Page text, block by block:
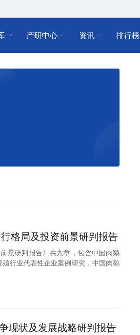
产研中心 资讯 排行榜
格局及投资前景研判报告
景研判报告》共九章，包含中国肉鹅
行业代表性企业案例研究，中国肉鹅
现状及发展战略研判报告